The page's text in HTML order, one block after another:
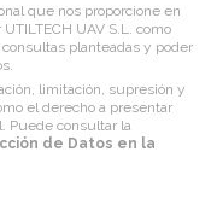
que nos proporcione en
UAV S.L. como
planteadas y poder
limitación, supresión y
el derecho a presentar
Puede consultar la
de Datos en la